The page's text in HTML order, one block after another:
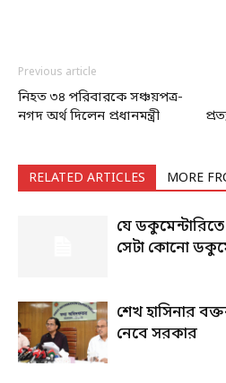
Previous article
নিহত ৩৪ পরিবারকে সঞ্চয়পত্র-
নগদ অর্থ দিলেন প্রধানমন্ত্রী
RELATED ARTICLES MORE
যে
সেটা কোনো
শেখ হাসিনার
নেবে সরকার